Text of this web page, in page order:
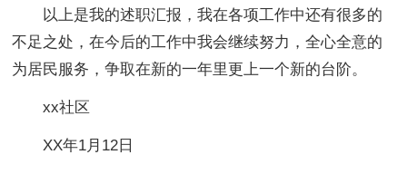
以上是我的述职汇报，我在各项工作中还有很多的
不足之处，在今后的工作中我会继续努力，全心全意的
为居民服务，争取在新的一年里更上一个新的台阶。
xx社区
XX年1月12日